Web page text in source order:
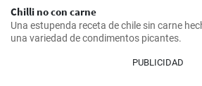
Chilli no con carne
Una estupenda receta de chile sin carne
una variedad de condimentos picantes.
PUBLICIDAD